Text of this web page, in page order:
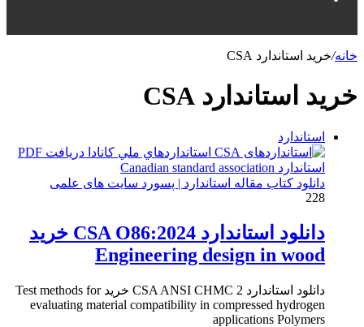
خانه/خرید استاندارد CSA
خرید استاندارد CSA
استاندارد
دانلود کتاب مقاله استاندارد | پسورد سایت های علمی
228
دانلود استاندارد CSA O86:2024 خرید
Engineering design in wood
دانلود استاندارد CSA ANSI CHMC 2 خرید Test methods for
evaluating material compatibility in compressed hydrogen
applications Polymers